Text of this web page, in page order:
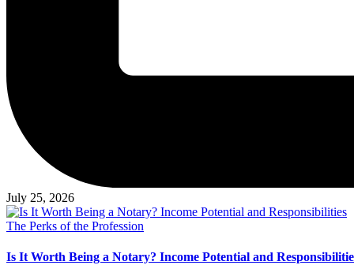
July 25, 2026
Posted
The Perks of the Profession
Is It Worth Being a Notary? Income Potential and